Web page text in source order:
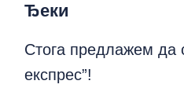
Ђеки
Стога предлажем да
експрес”!